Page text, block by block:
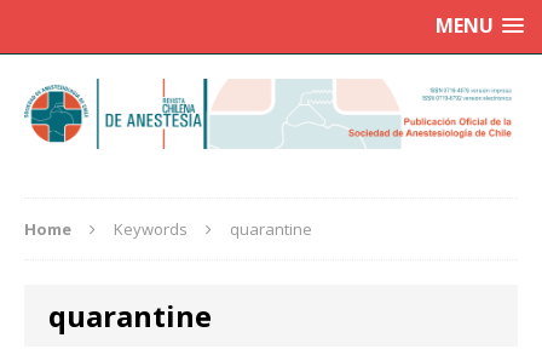
MENU
Home Keywords quarantine
quarantine